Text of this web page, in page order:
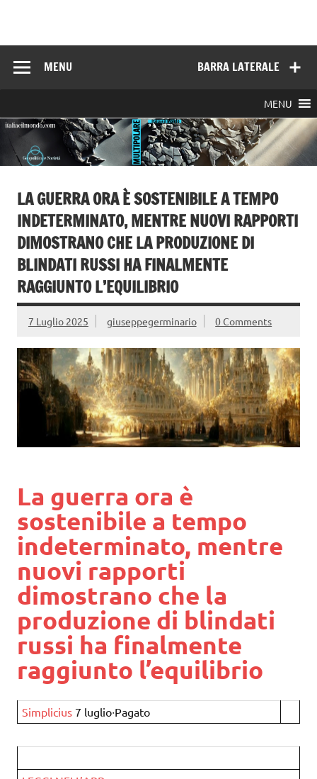
BARRA LATERALE
MENU
MENU
LA GUERRA ORA È SOSTENIBILE A TEMPO
INDETERMINATO, MENTRE NUOVI RAPPORTI
DIMOSTRANO CHE LA PRODUZIONE DI
BLINDATI RUSSI HA FINALMENTE
RAGGIUNTO L’EQUILIBRIO
7 Luglio 2025 giuseppegerminario 0 Comments
La guerra ora è
sostenibile a tempo
indeterminato, mentre
nuovi rapporti
dimostrano che la
produzione di blindati
russi ha finalmente
raggiunto l’equilibrio
Simplicius 7 luglio∙Pagato